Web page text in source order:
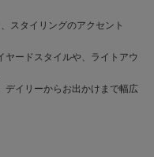
スタイリングのアクセント
ヤードスタイルや、ライトアウ
デイリーからお出かけまで幅広